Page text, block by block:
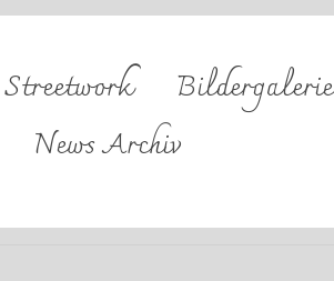
Streetwork
Bildergalerie
News Archiv